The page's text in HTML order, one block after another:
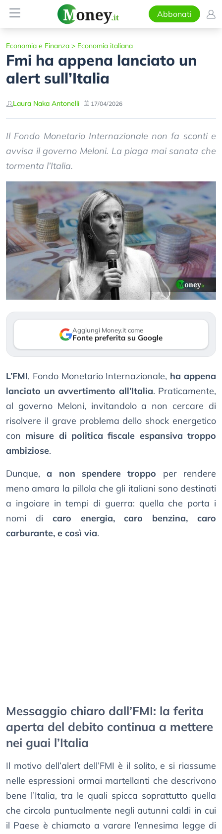
Abbonati
Economia e Finanza > Economia italiana
Fmi ha appena lanciato un
alert sull’Italia
Laura Naka Antonelli 17/04/2026
Il Fondo Monetario Internazionale non fa sconti e
avvisa il governo Meloni. La piaga mai sanata che
tormenta l’Italia.
Aggiungi Money.it come
Fonte preferita su Google
L’FMI, Fondo Monetario Internazionale, ha appena
lanciato un avvertimento all’Italia. Praticamente,
al governo Meloni, invitandolo a non cercare di
risolvere il grave problema dello shock energetico
con misure di politica fiscale espansiva troppo
ambiziose.
Dunque,a non spendere troppo per rendere
meno amara la pillola che gli italiani sono destinati
a ingoiare in tempi di guerra: quella che porta i
nomi di caro energia, caro benzina, caro
carburante, e così via.
Messaggio chiaro dall’FMI: la ferita
aperta del debito continua a mettere
nei guai l’Italia
Il motivo dell’alert dell’FMI è il solito, e si riassume
nelle espressioni ormai martellanti che descrivono
bene l’Italia, tra le quali spicca soprattutto quella
che circola puntualmente negli autunni caldi in cui
il Paese è chiamato a varare l’ennesima legge di